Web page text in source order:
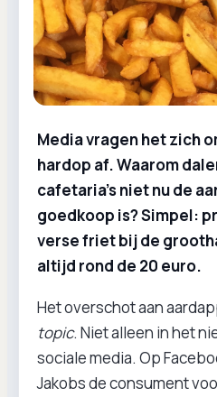
Media vragen het zich
hardop af. Waarom
cafetaria’s niet nu de
goedkoop is? Simpel:
verse friet bij de
altijd rond de 20 euro.
Het overschot aan
topic. Niet alleen in het
sociale media. Op
Jakobs de consument